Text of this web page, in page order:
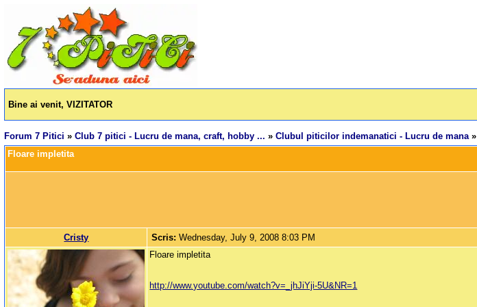
Bine ai venit, VIZITATOR
Forum 7 Pitici »Club 7 pitici - Lucru de mana, craft, hobby ... »Clubul piticilor indemanatici - Lucru de mana»
Floare impletita
Cristy Scris:Wednesday, July 9, 2008 8:03 PM
Floare impletita
http://www.youtube.com/watch?v=_jhJiYji-5U&NR=1